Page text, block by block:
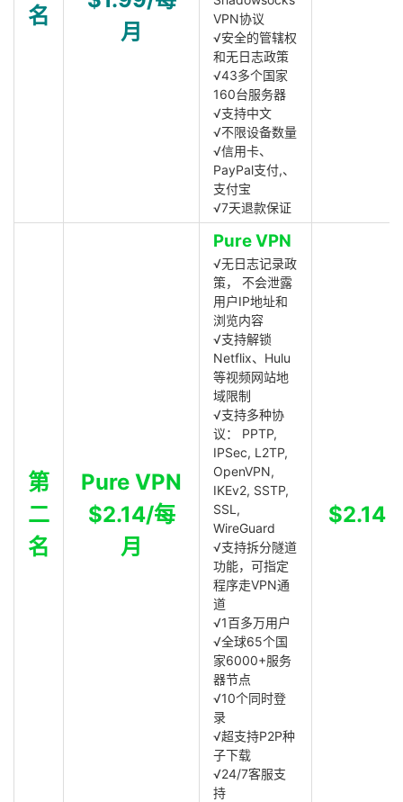
名
月
VPN协议
√安全的管辖权
和无日志政策
√43多个国家
160台服务器
√支持中文
√不限设备数量
√信用卡、
PayPal支付,、
支付宝
√7天退款保证
第
二
名
Pure VPN
$2.14/每
月
Pure VPN
√无日志记录政
策， 不会泄露
用户IP地址和
浏览内容
√支持解锁
Netflix、Hulu
等视频网站地
域限制
√支持多种协
议： PPTP,
IPSec, L2TP,
OpenVPN,
IKEv2, SSTP,
SSL,
WireGuard
√支持拆分隧道
功能，可指定
程序走VPN通
道
√1百多万用户
√全球65个国
家6000+服务
器节点
√10个同时登
录
√超支持P2P种
子下载
√24/7客服支
持
$2.14